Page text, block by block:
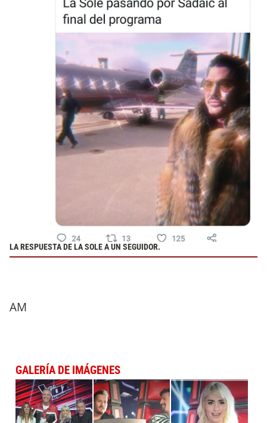
LA RESPUESTA DE LA SOLE A UN SEGUIDOR.
AM
GALERÍA DE IMÁGENES